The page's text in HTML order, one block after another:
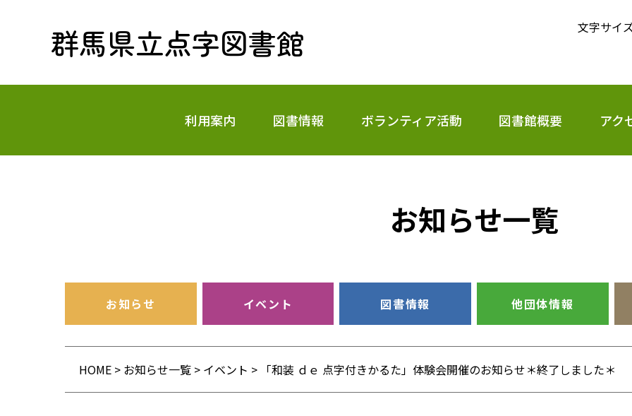
群馬県立点字図書館
利用案内 図書情報 ボランティア活動 図書館概要 アク
文字サイ
お知らせ一覧
お知らせ イベント 図書情報 他団体情報
HOME > お知らせ一覧 > イベント > 「和装 ｄｅ 点字付きかるた」体験会開催のお知らせ＊終了しました＊